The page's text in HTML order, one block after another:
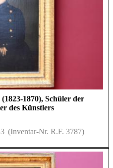
1870), Schüler der
des Künstlers
(Inventar-Nr. R.F. 3787)